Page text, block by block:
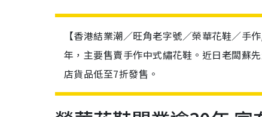
【香港結業潮／旺角老字號／榮華花鞋／
年，主要售賣手作中式繡花鞋。近日老闆蘇
店貨品低至7折發售。